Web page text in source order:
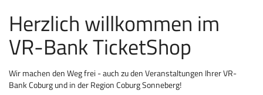
Herzlich willkommen im
VR-Bank TicketShop
Wir machen den Weg frei - auch zu den Veranstaltungen Ihrer VR-
Bank Coburg und in der Region Coburg Sonneberg!